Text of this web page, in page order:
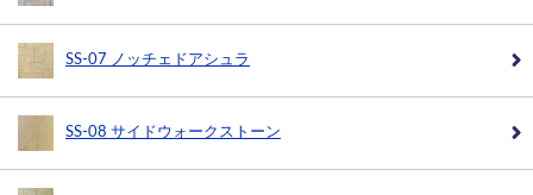
SS-07 ノッチェドアシュラ
SS-08 サイドウォークストーン